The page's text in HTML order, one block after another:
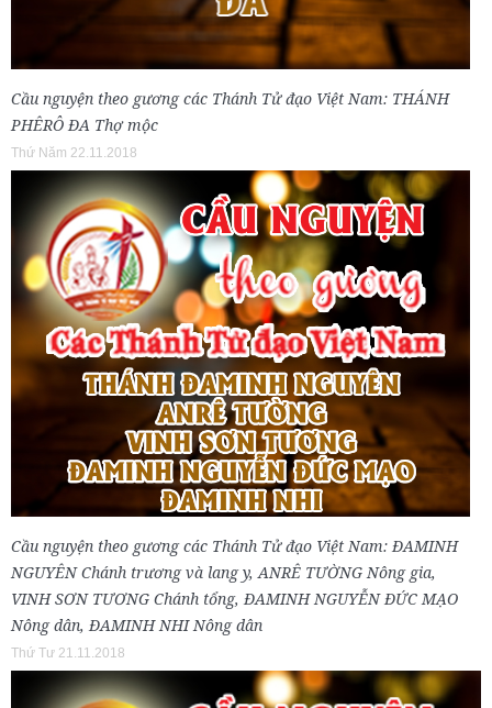
Cầu nguyện theo gương các Thánh Tử đạo Việt Nam: THÁNH
PHÊRÔ ĐA Thợ mộc
Thứ Năm 22.11.2018
Cầu nguyện theo gương các Thánh Tử đạo Việt Nam: ĐAMINH
NGUYÊN Chánh trương và lang y, ANRÊ TƯỜNG Nông gia,
VINH SƠN TƯƠNG Chánh tổng, ĐAMINH NGUYỄN ĐỨC MẠO
Nông dân, ĐAMINH NHI Nông dân
Thứ Tư 21.11.2018